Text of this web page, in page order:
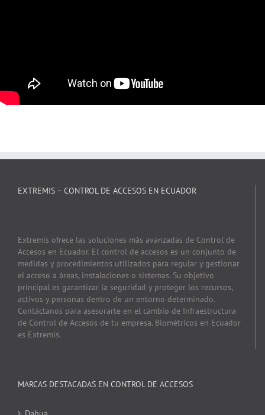
EXTREMIS – CONTROL DE ACCESOS EN ECUADOR
Extremis ofrece las soluciones más avanzadas de Control de
Accesos en Ecuador. El control de accesos es un conjunto de
medidas y procedimientos utilizados para regular y gestionar
el acceso a áreas, instalaciones o sistemas. Su objetivo
principal es garantizar la seguridad y proteger los recursos,
activos y personas dentro de un entorno determinado.
Contáctanos para asesorarte en el cambio de Infraestructura
de Control de Accesos de tu empresa. Biométricos en Ecuador
es Extremis.
MARCAS DESTACADAS EN CONTROL DE ACCESOS